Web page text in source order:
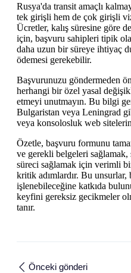
Rusya'da transit amaçlı
tek girişli hem de çok girişli
Ücretler, kalış süresine göre
için, başvuru sahipleri tipik
daha uzun bir süreye ihtiyaç
ödemesi gerekebilir.
Başvurunuzu göndermeden
herhangi bir özel yasal
etmeyi unutmayın. Bu bilgi
Bulgaristan veya Leningrad
veya konsolosluk web
Özetle, başvuru formunu
ve gerekli belgeleri
süreci sağlamak için verimli
kritik adımlardır. Bu
işlenebileceğine katkıda
keyfini gereksiz gecikmeler
tanır.
Önceki gönderi